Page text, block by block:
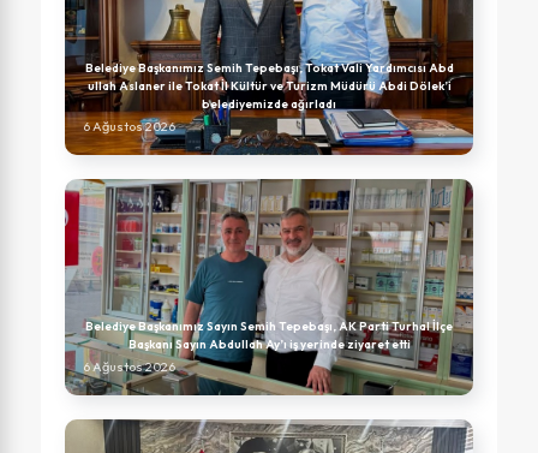
Belediye Başkanımız Semih Tepebaşı, Tokat Vali Yardımcısı Abd
ullah Aslaner ile Tokat İl Kültür ve Turizm Müdürü Abdi Dölek’i
belediyemizde ağırladı
6 Ağustos 2026
Belediye Başkanımız Sayın Semih Tepebaşı, AK Parti Turhal İlçe
Başkanı Sayın Abdullah Ay’ı iş yerinde ziyaret etti
6 Ağustos 2026